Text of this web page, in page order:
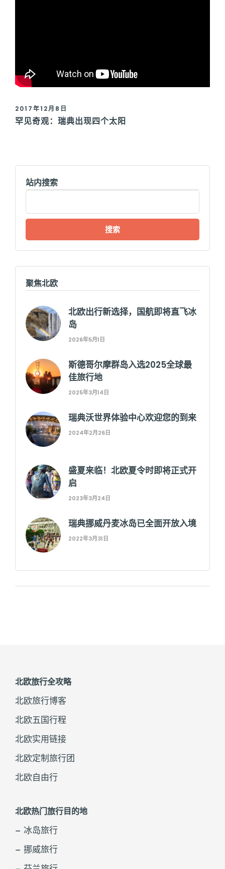
2017年12月8日
罕见奇观：瑞典出现四个太阳
站内搜索
聚焦北欧
北欧出行新选择，国航即将直飞冰
岛
2026年5月1日
斯德哥尔摩群岛入选2025全球最
佳旅行地
2025年3月14日
瑞典沃世界体验中心欢迎您的到来
2024年2月26日
盛夏来临！北欧夏令时即将正式开
启
2023年3月24日
瑞典挪威丹麦冰岛已全面开放入境
2022年3月31日
北欧旅行全攻略
北欧旅行博客
北欧五国行程
北欧实用链接
北欧定制旅行团
北欧自由行
北欧热门旅行目的地
– 冰岛旅行
– 挪威旅行